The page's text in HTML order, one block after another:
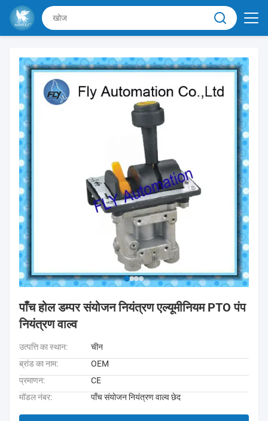
पाँच होल डम्पर संयोजन नियंत्रण एल्यूमीनियम PTO पंप
नियंत्रण वाल्व
उत्पत्ति का स्थान:
चीन
ब्रांड का नाम:
OEM
प्रमाणन:
CE
मॉडल नंबर:
पाँच संयोजन नियंत्रण वाल्व छेद